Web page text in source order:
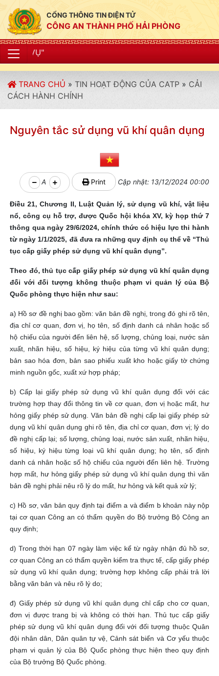
CỔNG THÔNG TIN ĐIỆN TỬ
CÔNG AN THÀNH PHỐ HẢI PHÒNG
TRANG CHỦ » TIN HOẠT ĐỘNG CỦA CATP » CẢI
CÁCH HÀNH CHÍNH
Nguyên tắc sử dụng vũ khí quân dụng
A Print Cập nhật: 13/12/2024 00:00
Điều 21, Chương II, Luật Quản lý, sử dụng vũ khí, vật liệu
nổ, công cụ hỗ trợ, được Quốc hội khóa XV, kỳ họp thứ 7
thông qua ngày 29/6/2024, chính thức có hiệu lực thi hành
từ ngày 1/1/2025, đã đưa ra những quy định cụ thể về “Thủ
tục cấp giấy phép sử dụng vũ khí quân dụng”.
Theo đó, thủ tục cấp giấy phép sử dụng vũ khí quân dụng
đối với đối tượng không thuộc phạm vi quản lý của Bộ
Quốc phòng thực hiện như sau:
a) Hồ sơ đề nghị bao gồm: văn bản đề nghị, trong đó ghi rõ tên,
địa chỉ cơ quan, đơn vị, họ tên, số định danh cá nhân hoặc số
hộ chiếu của người đến liên hệ, số lượng, chủng loại, nước sản
xuất, nhãn hiệu, số hiệu, ký hiệu của từng vũ khí quân dụng;
bản sao hóa đơn, bản sao phiếu xuất kho hoặc giấy tờ chứng
minh nguồn gốc, xuất xứ hợp pháp;
b) Cấp lại giấy phép sử dụng vũ khí quân dụng đối với các
trường hợp thay đổi thông tin về cơ quan, đơn vị hoặc mất, hư
hỏng giấy phép sử dụng. Văn bản đề nghị cấp lại giấy phép sử
dụng vũ khí quân dụng ghi rõ tên, địa chỉ cơ quan, đơn vị; lý do
đề nghị cấp lại; số lượng, chủng loại, nước sản xuất, nhãn hiệu,
số hiệu, ký hiệu từng loại vũ khí quân dụng; họ tên, số định
danh cá nhân hoặc số hộ chiếu của người đến liên hệ. Trường
hợp mất, hư hỏng giấy phép sử dụng vũ khí quân dụng thì văn
bản đề nghị phải nêu rõ lý do mất, hư hỏng và kết quả xử lý;
c) Hồ sơ, văn bản quy định tại điểm a và điểm b khoản này nộp
tại cơ quan Công an có thẩm quyền do Bộ trưởng Bộ Công an
quy định;
d) Trong thời hạn 07 ngày làm việc kể từ ngày nhận đủ hồ sơ,
cơ quan Công an có thẩm quyền kiểm tra thực tế, cấp giấy phép
sử dụng vũ khí quân dụng; trường hợp không cấp phải trả lời
bằng văn bản và nêu rõ lý do;
đ) Giấy phép sử dụng vũ khí quân dụng chỉ cấp cho cơ quan,
đơn vị được trang bị và không có thời hạn. Thủ tục cấp giấy
phép sử dụng vũ khí quân dụng đối với đối tượng thuộc Quân
đội nhân dân, Dân quân tự vệ, Cảnh sát biển và Cơ yếu thuộc
phạm vi quản lý của Bộ Quốc phòng thực hiện theo quy định
của Bộ trưởng Bộ Quốc phòng.